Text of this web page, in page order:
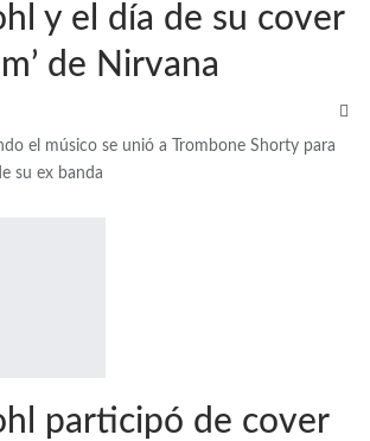
y el día de su cover
de Nirvana
el músico se unió a Trombone Shorty para
su ex banda
participó de cover